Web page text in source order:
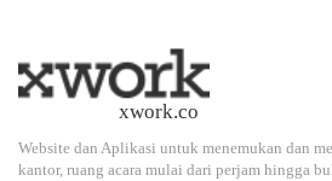
xwork.co
Website dan Aplikasi untuk menemukan dan
kantor, ruang acara mulai dari perjam hingga